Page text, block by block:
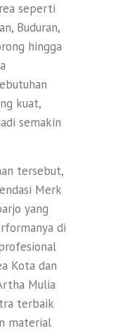
seperti
Buduran,
hingga
kuat,
semakin
tersebut,
Merk
yang
di
Kota dan
Mulia
terbaik
material